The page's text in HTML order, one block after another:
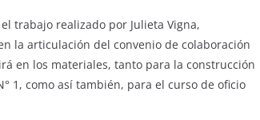
trabajo realizado por Julieta Vigna,
la articulación del convenio de colaboración
en los materiales, tanto para la construcción
1, como así también, para el curso de oficio